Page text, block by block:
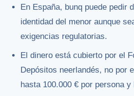
En España, bunq puede pedir
identidad del menor aunque
exigencias regulatorias.
El dinero está cubierto por el
Depósitos neerlandés, no por
hasta 100.000 € por persona y